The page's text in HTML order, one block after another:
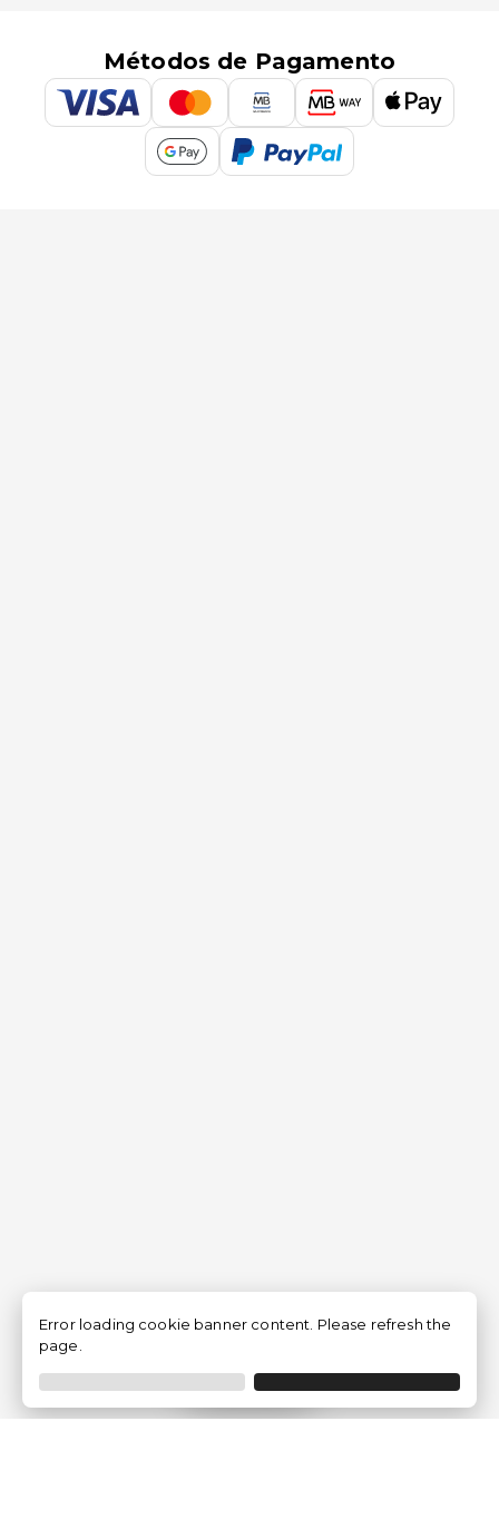
Filtrar
Métodos de Pagamento
Error loading cookie banner content. Please refresh the
page.